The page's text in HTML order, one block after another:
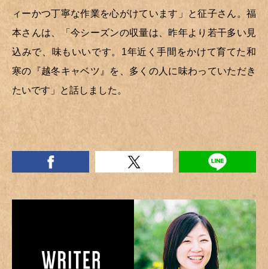
ィーかつ丁寧な作業を心がけています」と征子さん。福
本さんは、「今シーズンの収量は、昨年より若干多い見
込みで、味もいいです。1年近く手間をかけて育てた和
寒の『越冬キャベツ』を、多くの人に味わっていただき
たいです」と話しました。